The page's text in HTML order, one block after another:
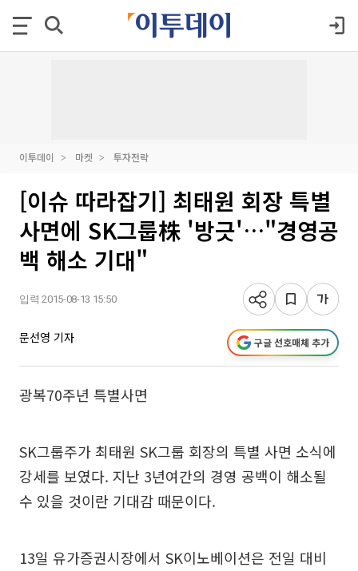
이투데이 마켓 투자전략
[이슈 따라잡기] 최태원 회장 특별
사면에 SK그룹株 '방긋'…"경영공
백 해소 기대"
입력 2015-08-13 15:50
문선영 기자 구글 선호매체 추가
광복70주년 특별사면
SK그룹주가 최태원 SK그룹 회장의 특별 사면 소식에
강세를 보였다. 지난 3년여간의 경영 공백이 해소될
수 있을 것이란 기대감 때문이다.
13일 유가증권시장에서 SK이노베이션은 전일 대비